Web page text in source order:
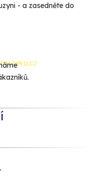
- a zasedněte do